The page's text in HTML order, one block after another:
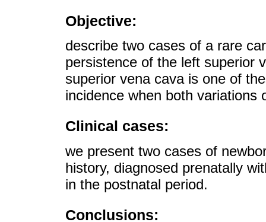
Objective:
describe two cases of a rare
persistence of the left superior
superior vena cava is one of
incidence when both variations
Clinical cases:
we present two cases of
history, diagnosed prenatally
in the postnatal period.
Conclusions: